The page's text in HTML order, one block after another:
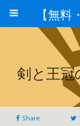
剣と王冠
Share